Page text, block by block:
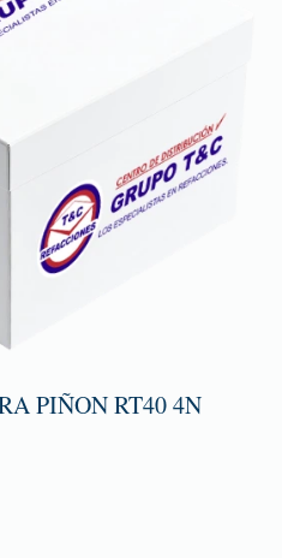
PIÑON RT40 4N